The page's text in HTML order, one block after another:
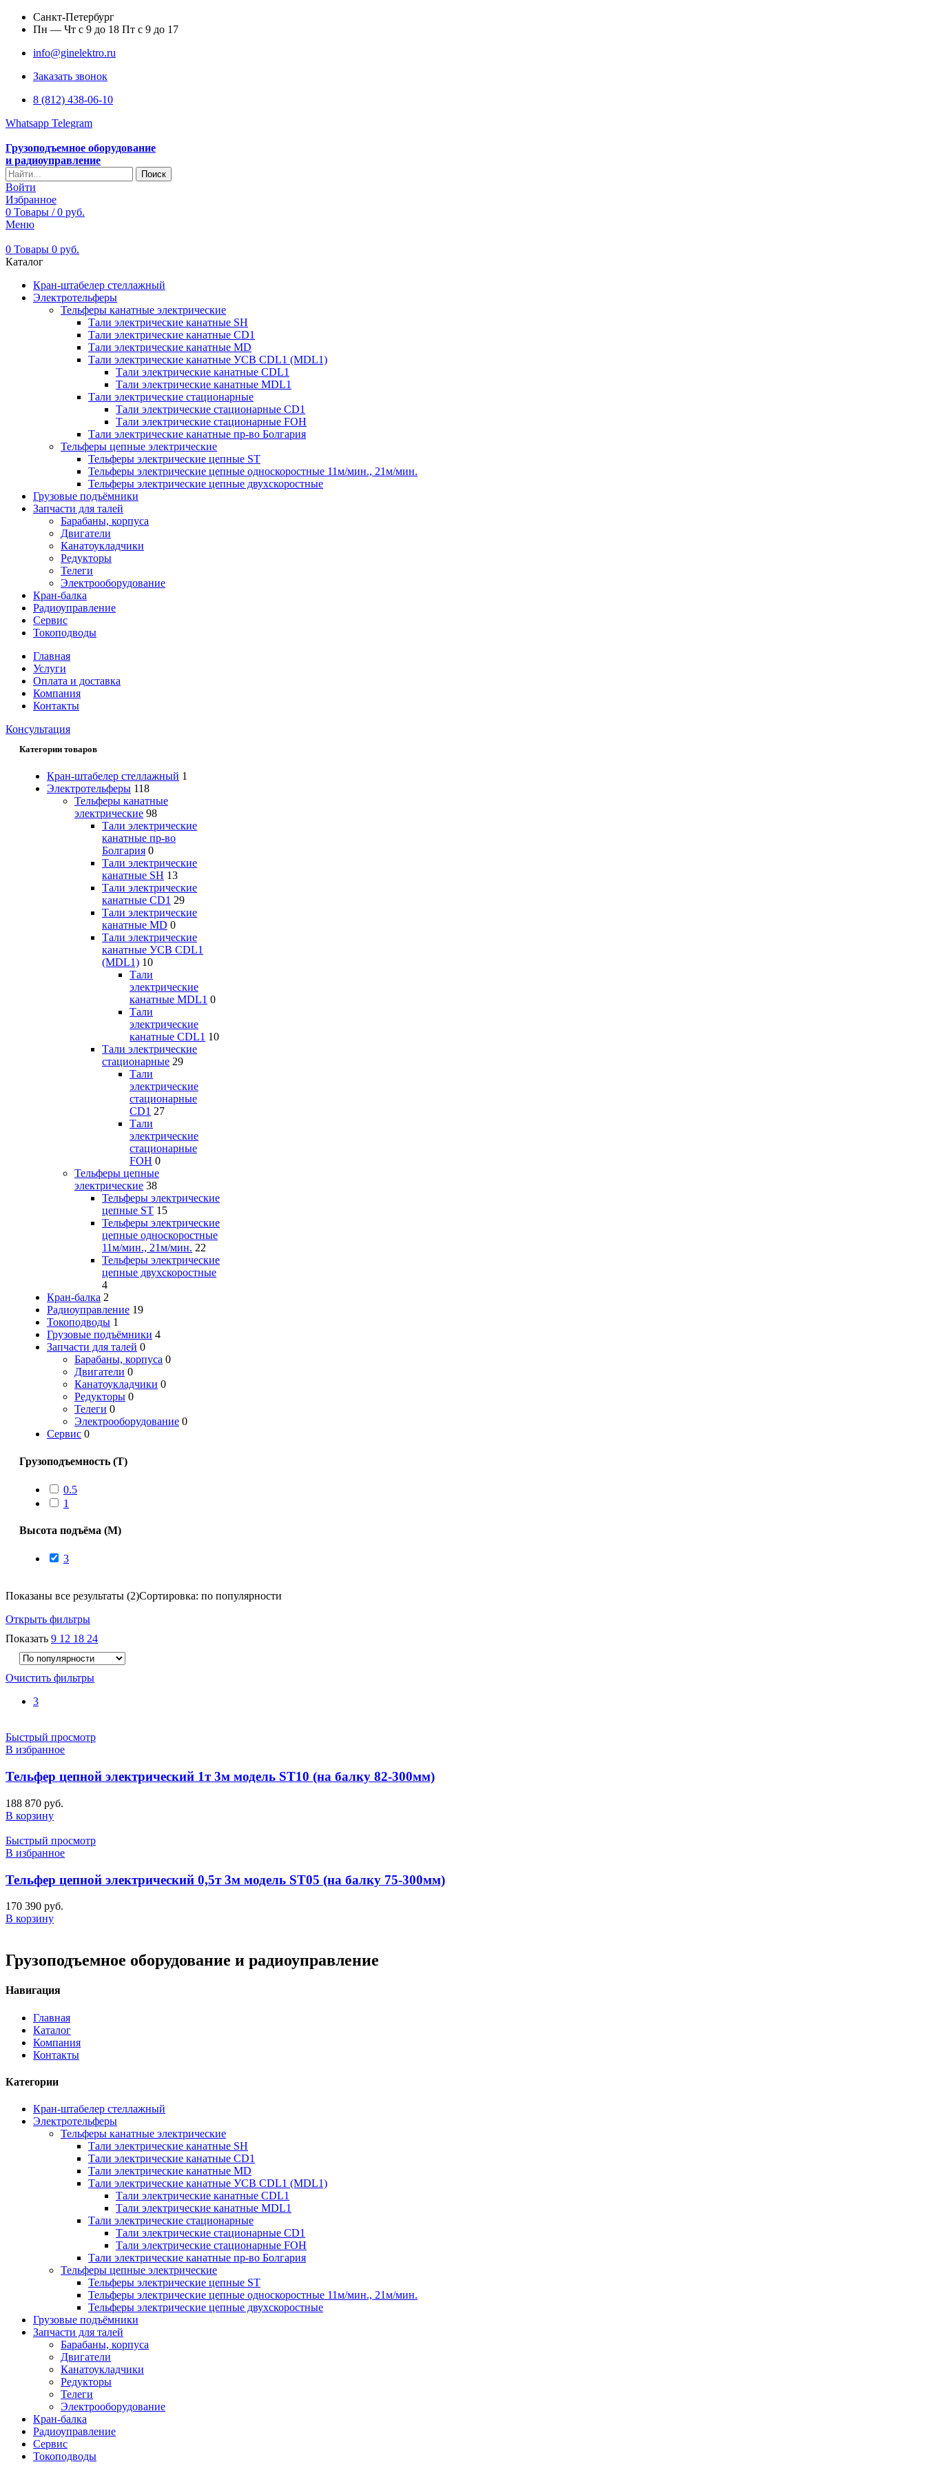
Санкт-Петербург
Пн — Чт с 9 до 18 Пт с 9 до 17
info@ginelektro.ru
Заказать звонок
8 (812) 438-06-10
Whatsapp Telegram
Грузоподъемное оборудование
и радиоуправление
Поиск
Войти
Избранное
0 Товары / 0 руб.
Меню
0 Товары 0 руб.
Каталог
Кран-штабелер стеллажный
Электротельферы
Тельферы канатные электрические
Тали электрические канатные SH
Тали электрические канатные CD1
Тали электрические канатные MD
Тали электрические канатные УСВ CDL1 (MDL1)
Тали электрические канатные CDL1
Тали электрические канатные MDL1
Тали электрические стационарные
Тали электрические стационарные CD1
Тали электрические стационарные FOH
Тали электрические канатные пр-во Болгария
Тельферы цепные электрические
Тельферы электрические цепные ST
Тельферы электрические цепные односкоростные 11м/мин., 21м/мин.
Тельферы электрические цепные двухскоростные
Грузовые подъёмники
Запчасти для талей
Барабаны, корпуса
Двигатели
Канатоукладчики
Редукторы
Телеги
Электрооборудование
Кран-балка
Радиоуправление
Сервис
Токоподводы
Главная
Услуги
Оплата и доставка
Компания
Контакты
Консультация
Категории товаров
Кран-штабелер стеллажный 1
Электротельферы 118
Тельферы канатные
электрические 98
Тали электрические
канатные пр-во
Болгария 0
Тали электрические
канатные SH 13
Тали электрические
канатные CD1 29
Тали электрические
канатные MD 0
Тали электрические
канатные УСВ CDL1
(MDL1) 10
Тали
электрические
канатные MDL1 0
Тали
электрические
канатные CDL1 10
Тали электрические
стационарные 29
Тали
электрические
стационарные
CD1 27
Тали
электрические
стационарные
FOH 0
Тельферы цепные
электрические 38
Тельферы электрические
цепные ST 15
Тельферы электрические
цепные односкоростные
11м/мин., 21м/мин. 22
Тельферы электрические
цепные двухскоростные
4
Кран-балка 2
Радиоуправление 19
Токоподводы 1
Грузовые подъёмники 4
Запчасти для талей 0
Барабаны, корпуса 0
Двигатели 0
Канатоукладчики 0
Редукторы 0
Телеги 0
Электрооборудование 0
Сервис 0
Грузоподъемность (Т)
0.5
1
Высота подъёма (М)
3
Показаны все результаты (2)Сортировка: по популярности
Открыть фильтры
Показать 9 12 18 24
Очистить фильтры
3
Быстрый просмотр
В избранное
Тельфер цепной электрический 1т 3м модель ST10 (на балку 82-300мм)
188 870 руб.
В корзину
Быстрый просмотр
В избранное
Тельфер цепной электрический 0,5т 3м модель ST05 (на балку 75-300мм)
170 390 руб.
В корзину
Грузоподъемное оборудование и радиоуправление
Навигация
Главная
Каталог
Компания
Контакты
Категории
Кран-штабелер стеллажный
Электротельферы
Тельферы канатные электрические
Тали электрические канатные SH
Тали электрические канатные CD1
Тали электрические канатные MD
Тали электрические канатные УСВ CDL1 (MDL1)
Тали электрические канатные CDL1
Тали электрические канатные MDL1
Тали электрические стационарные
Тали электрические стационарные CD1
Тали электрические стационарные FOH
Тали электрические канатные пр-во Болгария
Тельферы цепные электрические
Тельферы электрические цепные ST
Тельферы электрические цепные односкоростные 11м/мин., 21м/мин.
Тельферы электрические цепные двухскоростные
Грузовые подъёмники
Запчасти для талей
Барабаны, корпуса
Двигатели
Канатоукладчики
Редукторы
Телеги
Электрооборудование
Кран-балка
Радиоуправление
Сервис
Токоподводы